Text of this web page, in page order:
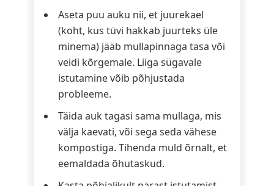
Aseta puu auku nii, et juurekael
(koht, kus tüvi hakkab juurteks üle
minema) jääb mullapinnaga tasa või
veidi kõrgemale. Liiga sügavale
istutamine võib põhjustada
probleeme.
Täida auk tagasi sama mullaga, mis
välja kaevati, või sega seda vähese
kompostiga. Tihenda muld õrnalt, et
eemaldada õhutaskud.